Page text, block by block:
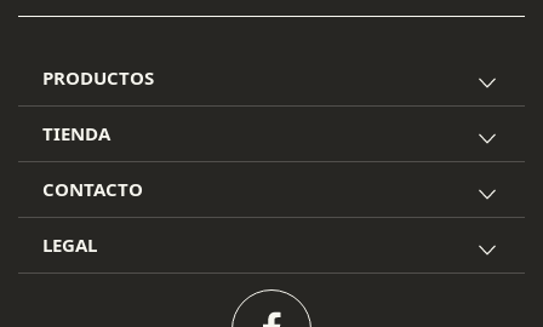
PRODUCTOS
TIENDA
CONTACTO
LEGAL